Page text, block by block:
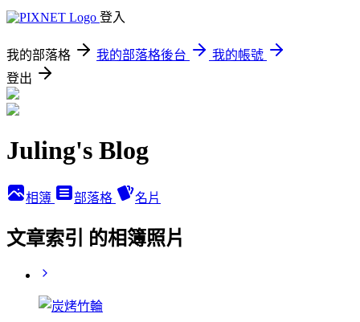
登入
我的部落格 我的部落格後台
我的帳號
登出
Juling's Blog
相簿 部落格 名片
文章索引 的相簿照片